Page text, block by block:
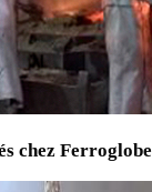
chez Ferroglobe